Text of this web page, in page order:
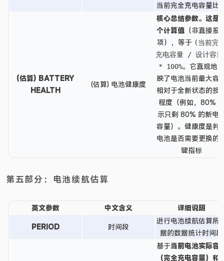
当前完全充电容量比
(估算) BATTERY
HEALTH
(估算) 电池健康度
核心总结参数。 这是
个计算值 （非直接报
项），等于 (当前完
充电容量 / 设计容
* 100%。它直观地反
映了电池当前最大容
相对于全新状态的损
程度（例如，80%
示只剩 80% 的新电
容量）。健康度是判
电池是否需要更换的
键指标
第五部分：电池续航估算
英文参数 中文含义
详细说明
PERIOD
时间段
进行电池续航估算所
据的数据统计时间段
基于当前电池实际容
（完全充电容量） 和